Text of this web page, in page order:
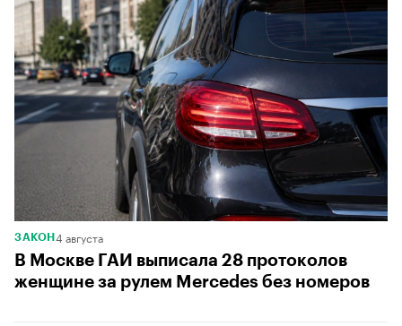
ЗАКОН 4 августа
В Москве ГАИ выписала 28 протоколов
женщине за рулем Mercedes без номеров